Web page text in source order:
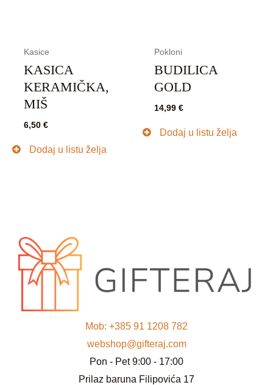
Kasice
KASICA
KERAMIČKA,
MIŠ
6,50€
Dodaj u listu želja
Pokloni
BUDILICA
GOLD
14,99€
Dodaj u listu želja
Mob: +385 91 1208 782
webshop@gifteraj.com
Pon - Pet 9:00 - 17:00
Prilaz baruna Filipovića 17